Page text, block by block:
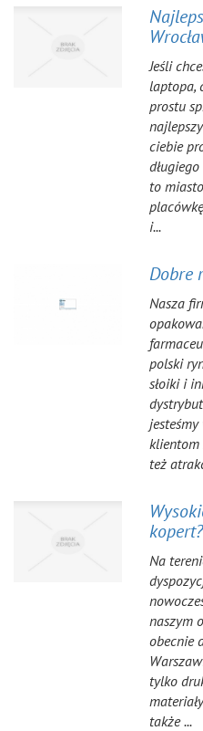
Jeśli
laptopa,
prostu
ciebie
to
i...
Dobre
Nasza
polski
słoiki i
klientom
też
kopert?
Na
naszym
obecnie
tylko
także ...